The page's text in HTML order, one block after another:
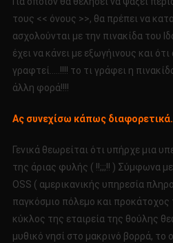
τους << όνους >>, θα πρέπει να
ασχολούνται με την πινακίδα του
έχει να κάνει με εξωγήινους και
γραφτεί…..!!!! το τι γράφει η
άλλη φορά!!!!
Ας συνεχίσω κάπως
Γενικά θεωρείται ότι υπήρχε μια
της άριας φυλής ( !!;;;!! ) Σύμφωνα
OSS ( αμερικανικής υπηρεσία
παγκόσμιο πόλεμο και προκάτοχος
κύκλος της εταιρεία της θούλης
μυθικό νησί στο μακρινό βορρά, το